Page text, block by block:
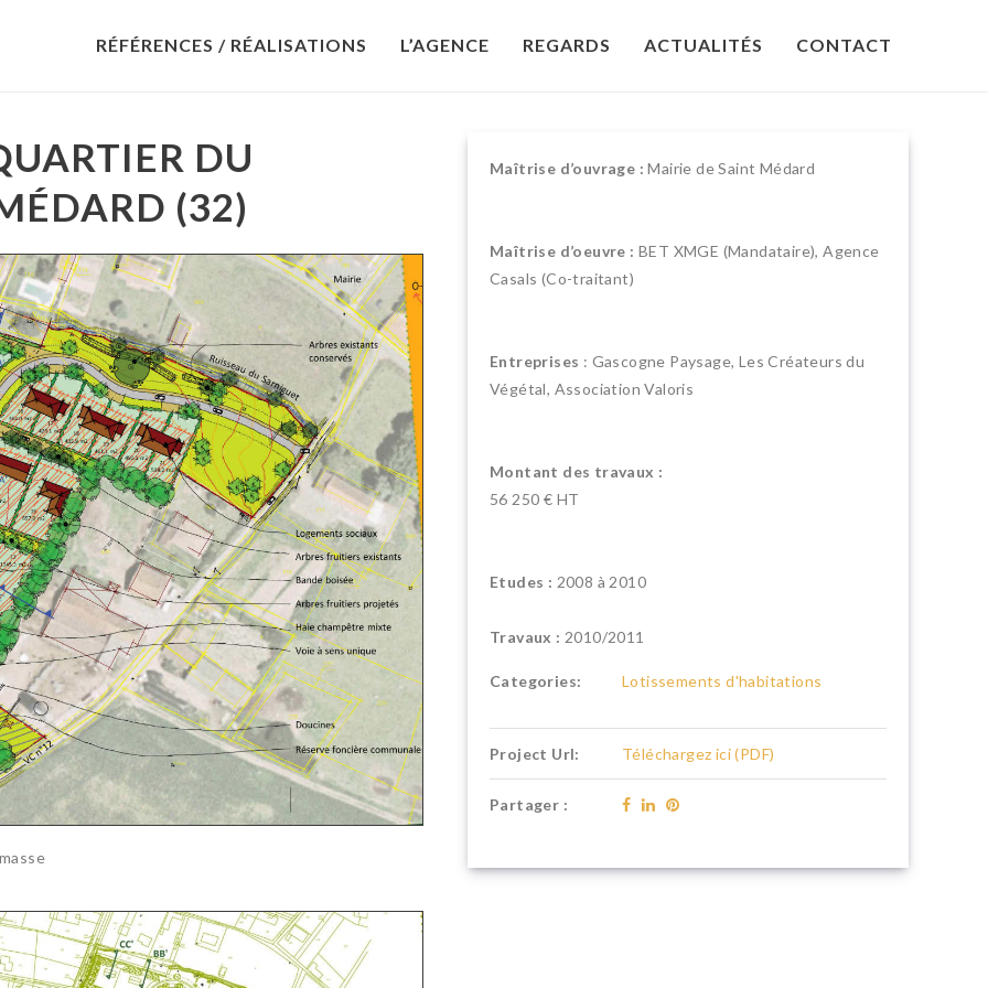
RÉFÉRENCES / RÉALISATIONS L’AGENCE REGARDS ACTUALITÉS CONTACT
DU
(32)
Maîtrise d’ouvrage : Mairie de Saint Médard
Maîtrise d’oeuvre : BET XMGE (Mandataire), Agence
Casals (Co-traitant)
Entreprises : Gascogne Paysage, Les Créateurs du
Végétal, Association Valoris
Montant des travaux :
56 250 € HT
Etudes : 2008 à 2010
Travaux : 2010/2011
Categories: Lotissements d'habitations
Project Url: Téléchargez ici (PDF)
Partager :